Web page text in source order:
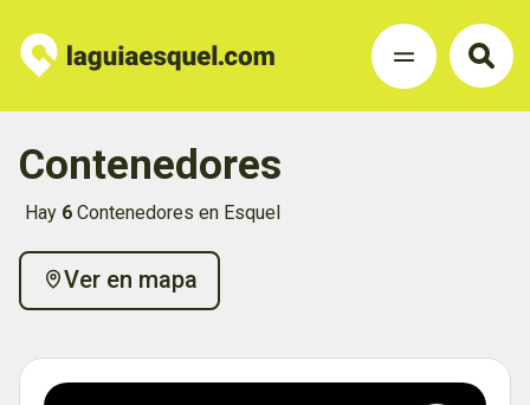
Contenedores
Hay 6 Contenedores en Esquel
Ver en mapa